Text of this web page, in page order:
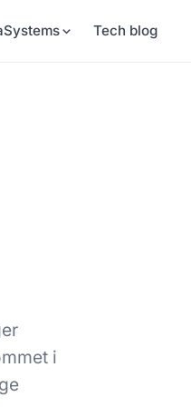
Tech blog
i